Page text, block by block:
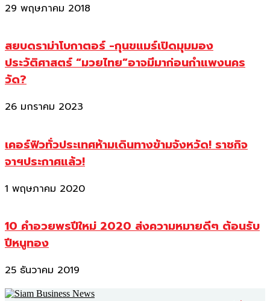
29 พฤษภาคม 2018
สยบดราม่าโบกาตอร์ -กุนขแมร์เปิดมุมมอง
ประวัติศาสตร์ “มวยไทย”อาจมีมาก่อนกำแพงนคร
วัด?
26 มกราคม 2023
เคอร์ฟิวทั่วประเทศห้ามเดินทางข้ามจังหวัด! ราชกิจ
จาฯประกาศแล้ว!
1 พฤษภาคม 2020
10 คำอวยพรปีใหม่ 2020 ส่งความหมายดีๆ ต้อนรับ
ปีหนูทอง
25 ธันวาคม 2019